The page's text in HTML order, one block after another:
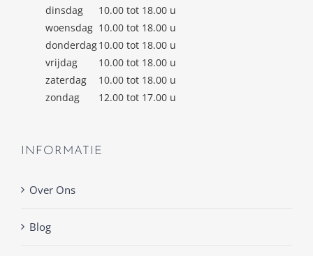
dinsdag
10.00 tot 18.00 u
woensdag 10.00 tot 18.00 u
donderdag10.00 tot 18.00 u
vrijdag
10.00 tot 18.00 u
zaterdag
10.00 tot 18.00 u
zondag
12.00 tot 17.00 u
INFORMATIE
Over Ons
Blog